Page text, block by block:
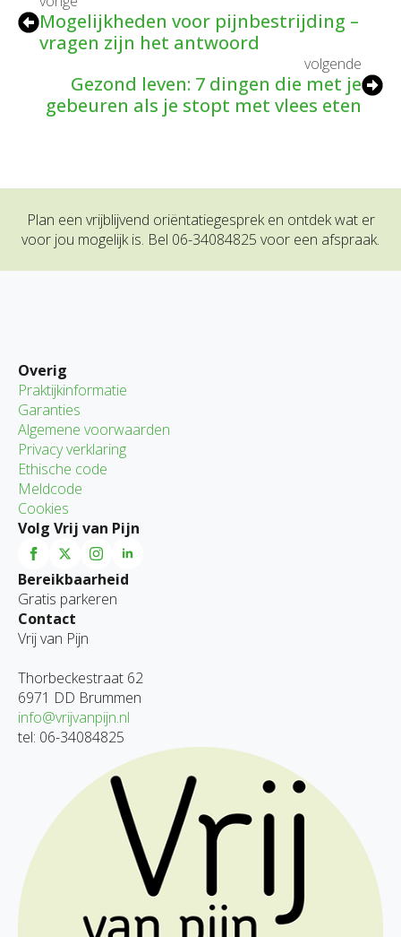
Mogelijkheden voor pijnbestrijding –
vragen zijn het antwoord
volgende
Gezond leven: 7 dingen die met je
gebeuren als je stopt met vlees eten
Plan een vrijblijvend oriëntatiegesprek en ontdek wat er
voor jou mogelijk is. Bel 06-34084825 voor een afspraak.
Overig
Praktijkinformatie
Garanties
Algemene voorwaarden
Privacy verklaring
Ethische code
Meldcode
Cookies
Volg Vrij van Pijn
Bereikbaarheid
Gratis parkeren
Contact
Vrij van Pijn
Thorbeckestraat 62
6971 DD Brummen
info@vrijvanpijn.nl
tel: 06-34084825